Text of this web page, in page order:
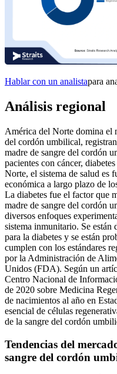
Hablar con un analistapara
Análisis regional
América del Norte domina el
del cordón umbilical,
madre de sangre del cordón
pacientes con cáncer,
Norte, el sistema de salud es
económica a largo plazo de
La diabetes fue el factor que
madre de sangre del cordón
diversos enfoques
sistema inmunitario. Se están
para la diabetes y se están
cumplen con los estándares
por la Administración de
Unidos (FDA). Según un
Centro Nacional de
de 2020 sobre Medicina
de nacimientos al año en
esencial de células
de la sangre del cordón
Tendencias del
sangre del cordón